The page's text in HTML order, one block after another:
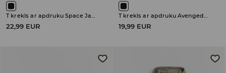
22,99 EUR 19,99 EUR